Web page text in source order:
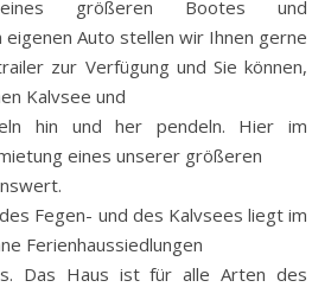
größeren Bootes und
eigenen Auto stellen wir Ihnen gerne
zur Verfügung und Sie können,
Kalvsee und
hin und her pendeln. Hier im
eines unserer größeren
Fegen- und des Kalvsees liegt im
Ferienhaussiedlungen
Das Haus ist für alle Arten des